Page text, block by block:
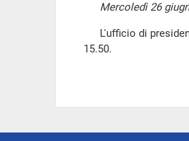
Mercoledì 26
L'ufficio di
15.50.